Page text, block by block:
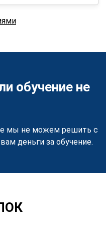
обучение не
мы не можем решить с
деньги за обучение.